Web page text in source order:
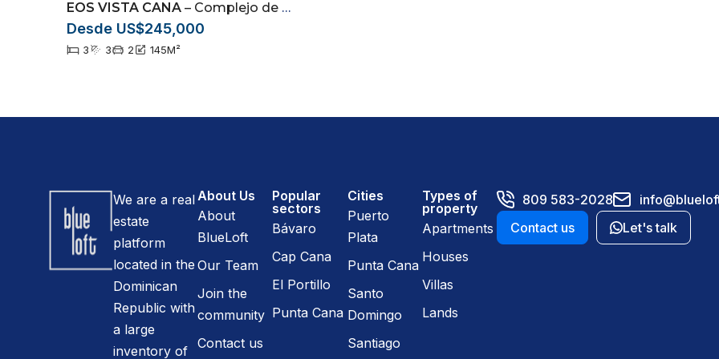
EOS VISTA CANA – Complejo de villas ubicado en Vista Cana, Punta Cana
Desde US$245,000
3 3 2 145M²
We are a real
estate
platform
located in the
Dominican
Republic with
a large
inventory of
About Us
About
BlueLoft
Our Team
Join the
community
Contact us
Popular
sectors
Bávaro
Cap Cana
El Portillo
Punta Cana
Cities
Puerto
Plata
Punta Cana
Santo
Domingo
Santiago
Types of
property
Apartments
Houses
Villas
Lands
809 583-2028
Contact us
Let's talk